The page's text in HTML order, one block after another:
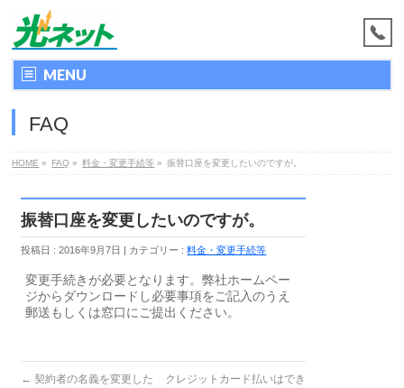
MENU
FAQ
HOME » FAQ » 料金・変更手続等 » 振替口座を変更したいのですが。
振替口座を変更したいのですが。
投稿日 : 2016年9月7日 カテゴリー :料金・変更手続等
変更手続きが必要となります。弊社ホームペー
ジからダウンロードし必要事項をご記入のうえ
郵送もしくは窓口にご提出ください。
← 契約者の名義を変更した
クレジットカード払いはでき